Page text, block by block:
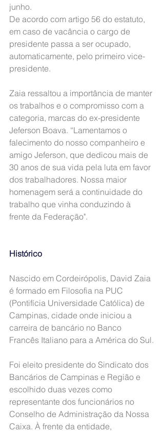
junho.
De acordo com artigo 56 do estatuto,
em caso de vacância o cargo de
presidente passa a ser ocupado,
automaticamente, pelo primeiro vice-
presidente.
Zaia ressaltou a importância de manter
os trabalhos e o compromisso com a
categoria, marcas do ex-presidente
Jeferson Boava. “Lamentamos o
falecimento do nosso companheiro e
amigo Jeferson, que dedicou mais de
30 anos de sua vida pela luta em favor
dos trabalhadores. Nossa maior
homenagem será a continuidade do
trabalho que vinha conduzindo à
frente da Federação".
Histórico
Nascido em Cordeirópolis, David Zaia
é formado em Filosofia na PUC
(Pontifícia Universidade Católica) de
Campinas, cidade onde iniciou a
carreira de bancário no Banco
Francês Italiano para a América do Sul.
Foi eleito presidente do Sindicato dos
Bancários de Campinas e Região e
escolhido duas vezes como
representante dos funcionários no
Conselho de Administração da Nossa
Caixa. À frente da entidade,